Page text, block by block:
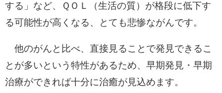
する」など、ＱＯＬ（生活の質）が格段に低下す
る可能性が高くなる、とても悲惨ながんです。
他のがんと比べ、直接見ることで発見できるこ
とが多いという特性があるため、早期発見・早期
治療ができれば十分に治癒が見込めます。